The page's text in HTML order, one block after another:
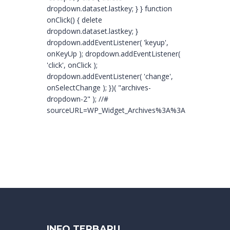
dropdown.dataset.lastkey; } } function
onClick() { delete
dropdown.dataset.lastkey; }
dropdown.addEventListener( 'keyup',
onKeyUp ); dropdown.addEventListener(
'click', onClick );
dropdown.addEventListener( 'change',
onSelectChange ); })( "archives-
dropdown-2" ); //#
sourceURL=WP_Widget_Archives%3A%3Awidget